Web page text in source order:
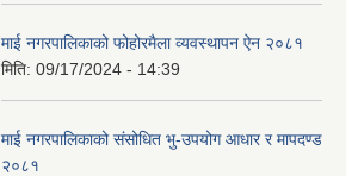
माई नगरपालिकाको फोहोरमैला व्यवस्थापन ऐन २०८१
मिति: 09/17/2024 - 14:39
माई नगरपालिकाको संसोधित भु-उपयोग आधार र मापदण्ड
२०८१